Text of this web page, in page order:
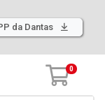
da Dantas
0